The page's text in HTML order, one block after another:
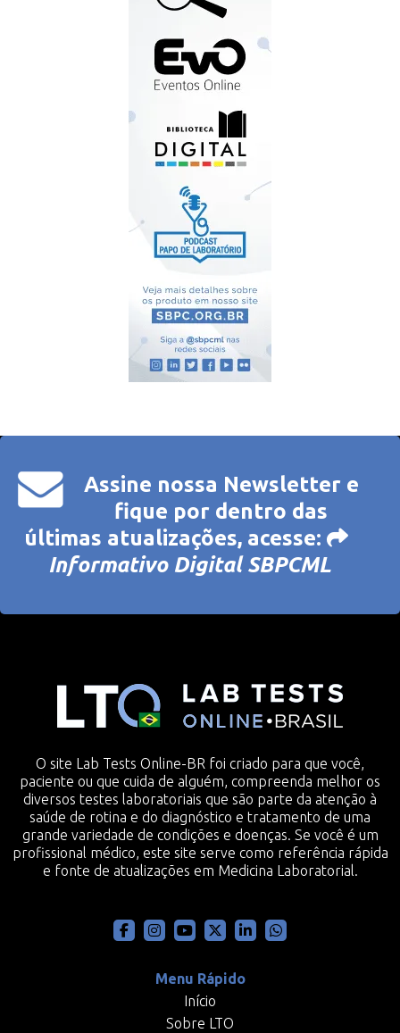
Assine nossa Newsletter e
fique por dentro das
últimas atualizações, acesse:
Informativo Digital SBPCML
O site Lab Tests Online-BR foi criado para que você,
paciente ou que cuida de alguém, compreenda melhor os
diversos testes laboratoriais que são parte da atenção à
saúde de rotina e do diagnóstico e tratamento de uma
grande variedade de condições e doenças. Se você é um
profissional médico, este site serve como referência rápida
e fonte de atualizações em Medicina Laboratorial.
Menu Rápido
Início
Sobre LTO